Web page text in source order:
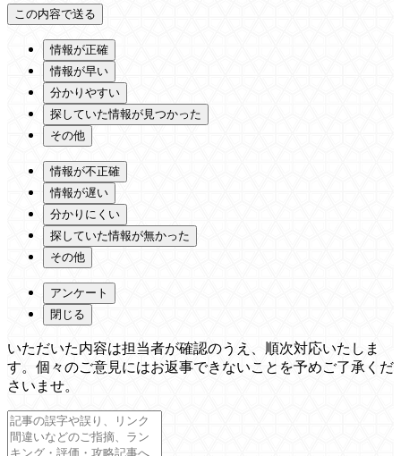
情報が正確
情報が早い
分かりやすい
探していた情報が見つかった
その他
情報が不正確
情報が遅い
分かりにくい
探していた情報が無かった
その他
アンケート
閉じる
いただいた内容は担当者が確認のうえ、順次対応いたしま
す。個々のご意見にはお返事できないことを予めご了承くだ
さいませ。